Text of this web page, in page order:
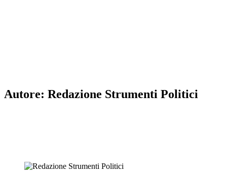
Autore: Redazione Strumenti Politici